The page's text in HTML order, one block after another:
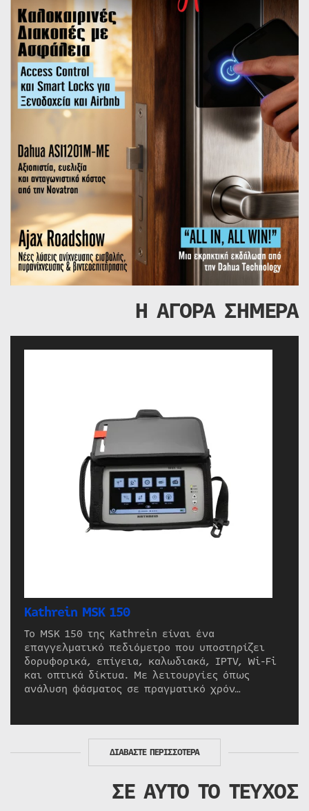
Η ΑΓΟΡΑ ΣΗΜΕΡΑ
Kathrein MSK 150
Το MSK 150 της Kathrein είναι ένα
επαγγελματικό πεδιόμετρο που υποστηρίζει
δορυφορικά, επίγεια, καλωδιακά, IPTV, Wi-Fi
και οπτικά δίκτυα. Με λειτουργίες όπως
ανάλυση φάσματος σε πραγματικό χρόν…
ΔΙΑΒΑΣΤΕ ΠΕΡΙΣΣΟΤΕΡΑ
ΣΕ ΑΥΤΟ ΤΟ ΤΕΥΧΟΣ